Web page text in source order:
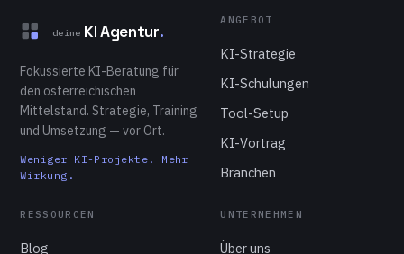
deine KI Agentur.
Fokussierte KI-Beratung für
den österreichischen
Mittelstand. Strategie, Training
und Umsetzung — vor Ort.
Weniger KI-Projekte. Mehr
Wirkung.
ANGEBOT
KI-Strategie
KI-Schulungen
Tool-Setup
KI-Vortrag
Branchen
RESSOURCEN
Blog
UNTERNEHMEN
Über uns